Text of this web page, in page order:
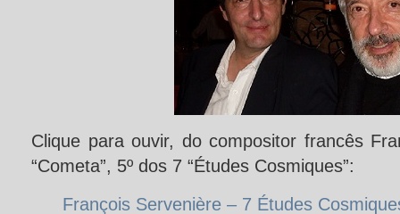
Clique para ouvir, do compositor francês
“Cometa”, 5º dos 7 “Études Cosmiques”:
François Servenière – 7 Études